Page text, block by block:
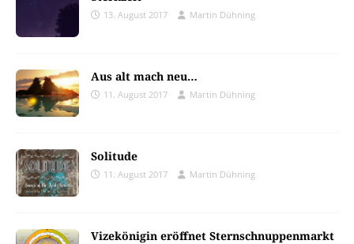
13. August 2017 Martin Dühning
Aus alt mach neu…
11. August 2017 Martin Dühning
Solitude
11. August 2017 Martin Dühning
Vizekönigin eröffnet Sternschnuppenmarkt